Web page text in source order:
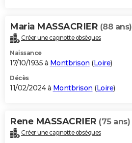
Maria MASSACRIER (88 ans)
Créer une cagnotte obsèques
Naissance
17/10/1935 à Montbrison (Loire)
Décès
11/02/2024 à Montbrison (Loire)
Rene MASSACRIER (75 ans)
Créer une cagnotte obsèques